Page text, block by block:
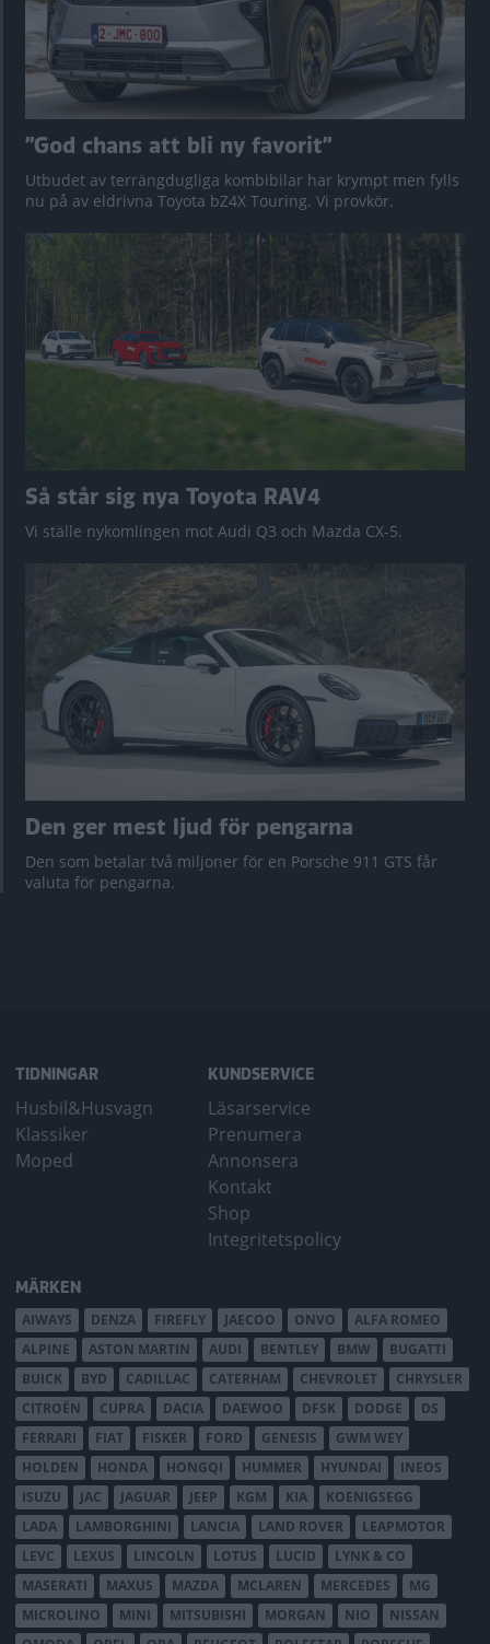
”God chans att bli ny favorit”
Utbudet av terrängdugliga kombibilar har krympt men fylls
nu på av eldrivna Toyota bZ4X Touring. Vi provkör.
Så står sig nya Toyota RAV4
Vi ställe nykomlingen mot Audi Q3 och Mazda CX-5.
Den ger mest ljud för pengarna
Den som betalar två miljoner för en Porsche 911 GTS får
valuta för pengarna.
TIDNINGAR
Husbil&Husvagn
Klassiker
Moped
KUNDSERVICE
Läsarservice
Prenumera
Annonsera
Kontakt
Shop
Integritetspolicy
MÄRKEN
AIWAYS DENZA FIREFLY JAECOO ONVO
ALFA ROMEO
ALPINE
ASTON MARTIN AUDI BENTLEY BMW
BUGATTI
BUICK
BYD CADILLAC CATERHAM CHEVROLET
CHRYSLER
CITROËN
CUPRA DACIA DAEWOO DFSK DODGE
DS
FERRARI
FIAT FISKER FORD GENESIS
GWM WEY
HOLDEN
HONDA HONGQI HUMMER HYUNDAI
INEOS
ISUZU
JAC JAGUAR JEEP KGM KIA
KOENIGSEGG
LADA
LAMBORGHINI LANCIA LAND ROVER
LEAPMOTOR
LEVC
LEXUS LINCOLN LOTUS LUCID
LYNK & CO
MASERATI
MAXUS MAZDA MCLAREN MERCEDES
MG
MICROLINO
MINI MITSUBISHI MORGAN NIO
NISSAN